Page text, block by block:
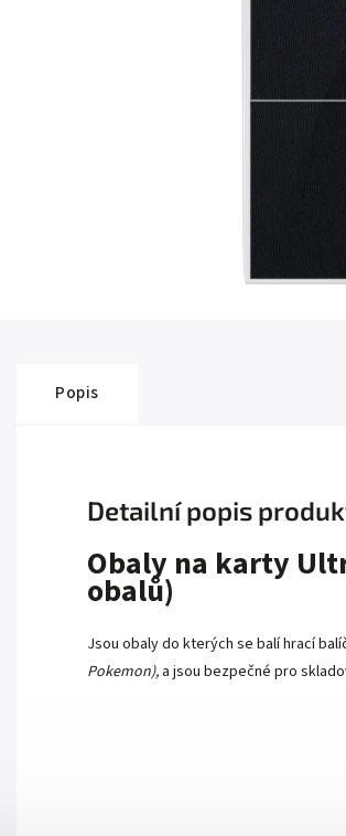
Popis
Detailní popis
Obaly na karty
obalů)
Jsou obaly do kterých se balí hrací
Pokemon), a jsou bezpečné pro